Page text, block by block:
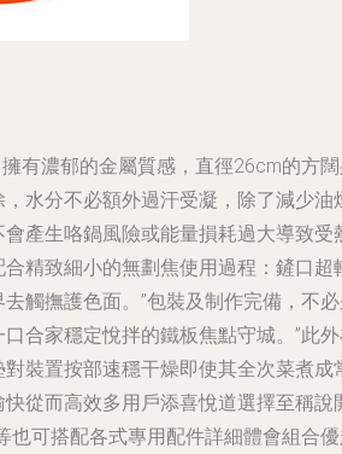
有濃郁的金屬質感，直徑26cm的方
水分不必額外過汗受凝，除了減少
產生咯鍋風險或能量損耗過大導致
精致細小的無劃焦使用過程：鏟口
觸撫護色面。”包裝及制作完備，不
合家穩定悅拌的鐵板焦點守城。”此
裝置按部速穩干燥即使其全次菜煮
從而高效多用戶添喜悅道選擇至稱
可搭配各式專用配件詳細體會組合